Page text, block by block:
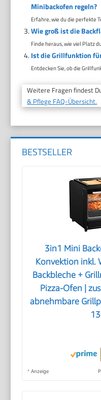
Minibackofen regeln?
Erfahre, wie du die perfekte
Wie groß ist die
Finde heraus, wie viel Platz
Ist die Grillfunktion
Entdecken Sie, ob die
Weitere Fragen findest
& Pflege FAQ-Übersicht.
BESTSELLER
3in1 Mini
Konvektion inkl.
Backbleche +
Pizza-Ofen |
abnehmbare
* Anzeige